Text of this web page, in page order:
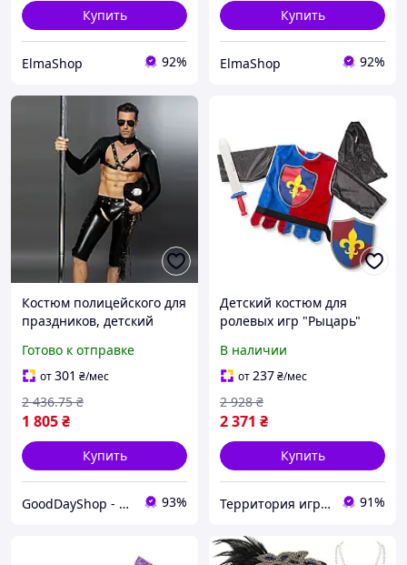
Купить
ElmaShop 92%
Купить
ElmaShop 92%
Костюм полицейского для
праздников, детский
аксессуарами и деталями
Готово к отправке
от301 ₴/мес
1 805₴
2 436.75 ₴
Купить
GoodDayShop - Онлайн магазин различных товаров 93%
Детский костюм для
ролевых игр "Рыцарь"
от 3-6 лет, Land of Toys
В наличии
от237₴/мес
2 371 ₴
2 928 ₴
Купить
Территория игрушек 91%